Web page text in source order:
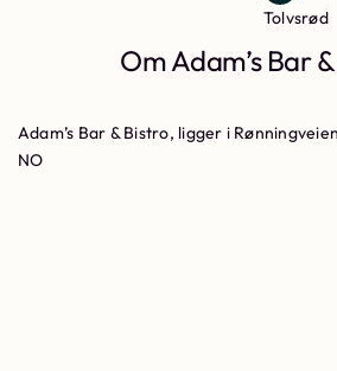
Tolvsrød
Om Adam’s Bar
Adam’s Bar & Bistro, ligger i
NO